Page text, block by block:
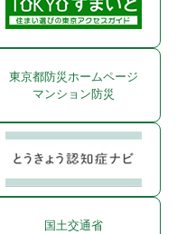
東京都防災ホームページ
マンション防災
国土交通省